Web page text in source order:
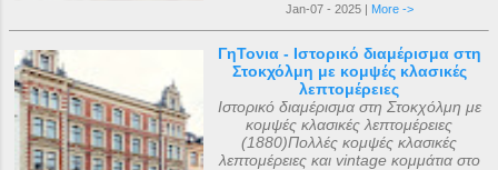
Jan-07 - 2025 | More ->
ΓηΤονια - Ιστορικό διαμέρισμα στη
Στοκχόλμη με κομψές κλασικές
λεπτομέρειες
Ιστορικό διαμέρισμα στη Στοκχόλμη με
κομψές κλασικές λεπτομέρειες
(1880)Πολλές κομψές κλασικές
λεπτομέρειες και vintage κομμάτια στο